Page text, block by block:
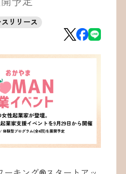
い合わせ
スリリース